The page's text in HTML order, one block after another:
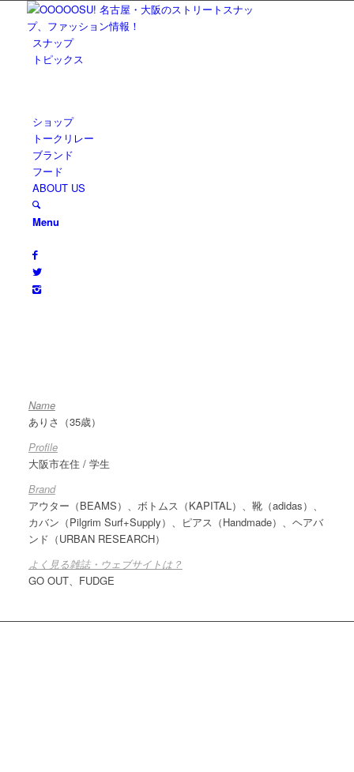
スナップ
トピックス
ショップ
トークリレー
ブランド
フード
ABOUT US
Menu
Name
ありさ（35歳）
Profile
大阪市在住 / 学生
Brand
アウター（BEAMS）、ボトムス（KAPITAL）、靴（adidas）、
カバン（Pilgrim Surf+Supply）、ピアス（Handmade）、ヘアバ
ンド（URBAN RESEARCH）
よく見る雑誌・ウェブサイトは？
GO OUT、FUDGE